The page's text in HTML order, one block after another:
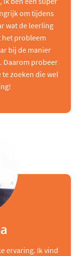
om tijdens
wat de leerling
het probleem
bij de manier
Daarom probeer
zoeken die wel
ervaring. Ik vind